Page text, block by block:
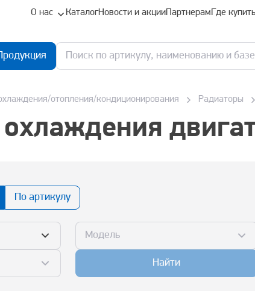
О нас КаталогНовости и акцииПартнерам Где купить
отопления/кондиционирования Радиаторы
По артикулу
Модель
Найти